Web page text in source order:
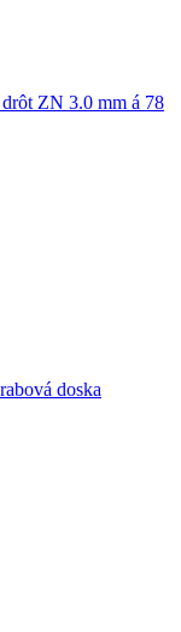
ZN 3.0 mm á 78
doska